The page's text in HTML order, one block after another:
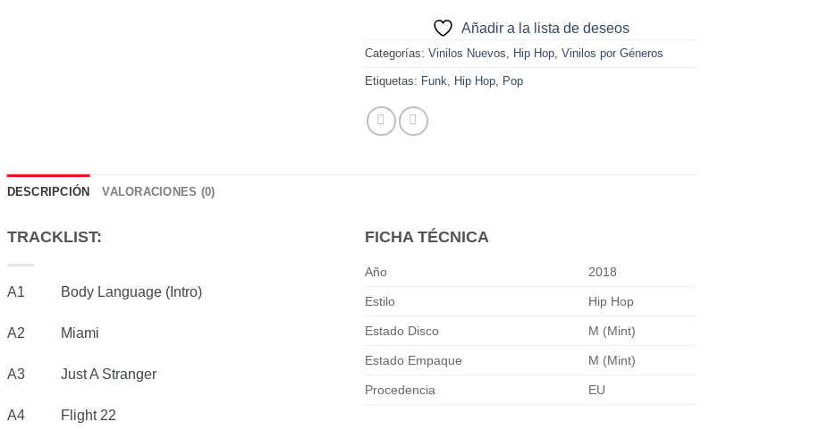
Añadir a la lista de deseos
Categorías:Vinilos Nuevos, Hip Hop,Vinilos por Géneros
Etiquetas: Funk, Hip Hop, Pop
DESCRIPCIÓN VALORACIONES (0)
TRACKLIST:
A1 Body Language (Intro)
A2 Miami
A3 Just A Stranger
A4 Flight 22
FICHA TÉCNICA
Año 2018
Estilo Hip Hop
Estado Disco M (Mint)
Estado Empaque M (Mint)
Procedencia EU